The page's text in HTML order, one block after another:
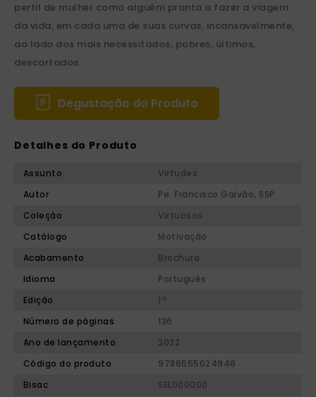
perfil de mulher como alguém pronta a fazer a viagem
da vida, em cada uma de suas curvas, incansavelmente,
ao lado dos mais necessitados, pobres, últimos,
descartados.
Degustação do Produto
Detalhes do Produto
Assunto
Virtudes
Autor
Pe. Francisco Galvão, SSP
Coleção
Virtuosos
Catálogo
Motivação
Acabamento
Brochura
Idioma
Português
Edição
1ª
Número de páginas
136
Ano de lançamento
2022
Código do produto
9786555624946
Bisac
SEL000000